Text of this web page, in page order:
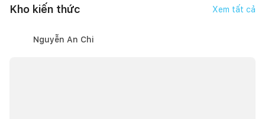
Kho kiến thức Xem tất cả
Nguyễn An Chi